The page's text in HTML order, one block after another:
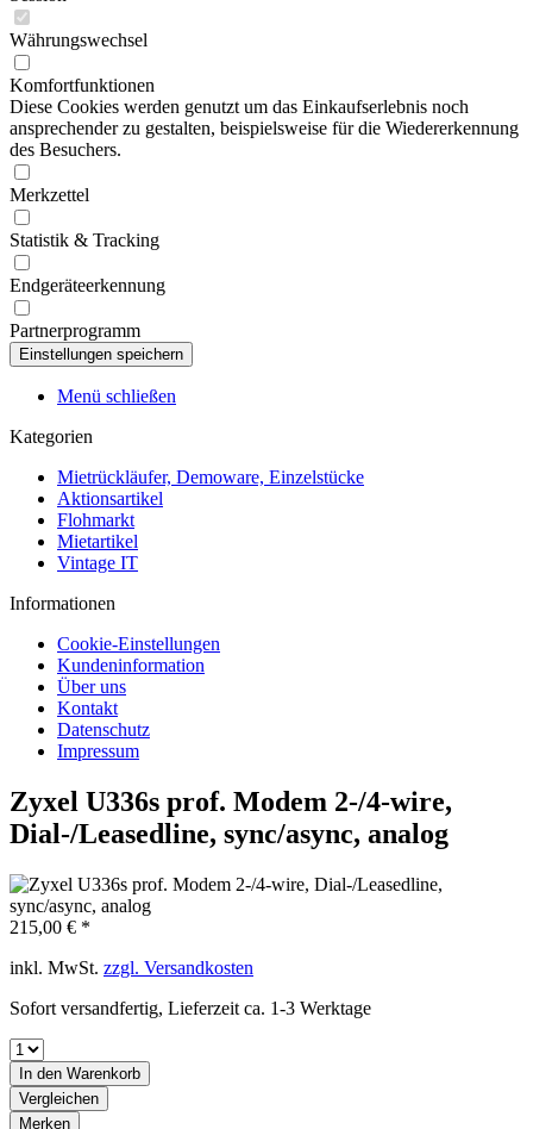
Währungswechsel
Komfortfunktionen
Diese Cookies werden genutzt um das Einkaufserlebnis noch
ansprechender zu gestalten, beispielsweise für die Wiedererkennung
des Besuchers.
Merkzettel
Statistik & Tracking
Endgeräteerkennung
Partnerprogramm
Menü schließen
Kategorien
Mietrückläufer, Demoware, Einzelstücke
Aktionsartikel
Flohmarkt
Mietartikel
Vintage IT
Informationen
Cookie-Einstellungen
Kundeninformation
Über uns
Kontakt
Datenschutz
Impressum
Zyxel U336s prof. Modem 2-/4-wire,
Dial-/Leasedline, sync/async, analog
215,00 € *
inkl. MwSt. zzgl. Versandkosten
Sofort versandfertig, Lieferzeit ca. 1-3 Werktage
In den Warenkorb
Vergleichen
Merken